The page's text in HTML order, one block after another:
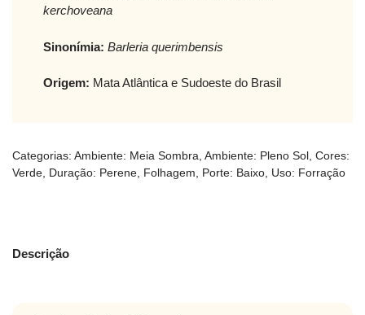
kerchoveana
Sinonímia: Barleria querimbensis
Origem: Mata Atlântica e Sudoeste do Brasil
Categorias: Ambiente: Meia Sombra Ambiente: Pleno Sol Cores:
Verde Duração: Perene Folhagem Porte: Baixo Uso: Forração
Descrição